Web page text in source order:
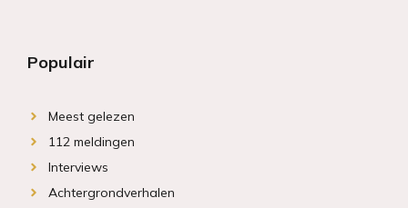
Populair
Meest gelezen
112 meldingen
Interviews
Achtergrondverhalen